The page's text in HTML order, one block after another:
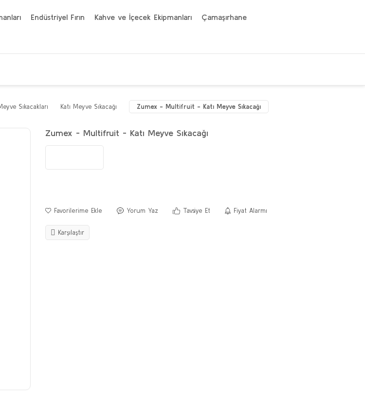
Endüstriyel Fırın Kahve ve İçecek Ekipmanları Çamaşırhane
Sıkacakları Katı Meyve Sıkacağı Zumex - Multifruit - Katı Meyve Sıkacağı
Zumex - Multifruit - Katı Meyve Sıkacağı
Yorum Yaz Tavsiye Et Fiyat Alarmı
Karşılaştır